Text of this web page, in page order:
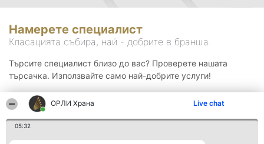
ОРЛИ Храна Live chat
05:32
Намерете специалист
Класацията събира, най - добрите в бранша.
Търсите специалист близо до вас? Проверете нашата
търсачка. Използвайте само най-добрите услуги!